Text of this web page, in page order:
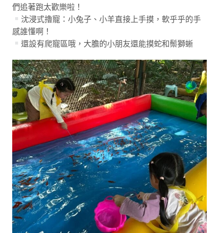
們追著跑太歡樂啦！
沈浸式擼寵：小兔子、小羊直接上手摸，軟乎乎的手
感誰懂啊！
還設有爬寵區哦，大膽的小朋友還能摸蛇和鬃獅蜥